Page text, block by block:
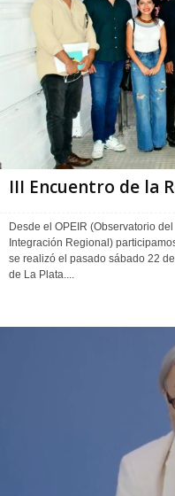
III Encuentro de la
Desde el OPEIR (Observatorio
Integración Regional)
se realizó el pasado sábado 22
de La Plata....